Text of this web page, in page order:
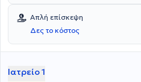
πολυετή εμπειρία στον τομέα της
και εργαστεί σε μεγάλα
νοσοκομείο Ερυθρός Σταυρός και
"Γεώργιος Γεννηματάς", ενώ έχει
φθαλμολογικό ιατρείο
οφθαλμολογικής φροντίδας
Απλή επίσκεψη
Δες το κόστος
Ιατρείο 1